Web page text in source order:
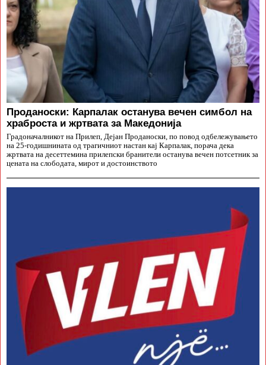
Проданоски: Карпалак останува вечен симбол на
храброста и жртвата за Македонија
Градоначалникот на Прилеп, Дејан Проданоски, по повод одбележувањето
на 25-годишнината од трагичниот настан кај Карпалак, порача дека
жртвата на десеттемина прилепски бранители останува вечен потсетник за
цената на слободата, мирот и достоинството